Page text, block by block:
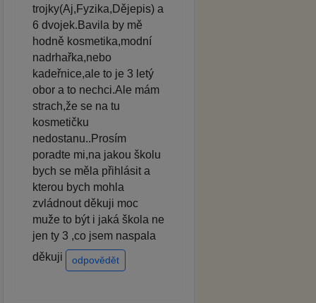
trojky(Aj,Fyzika,Dějepis) a
6 dvojek.Bavila by mě
hodně kosmetika,modní
nadrhařka,nebo
kadeřnice,ale to je 3 letý
obor a to nechci.Ale mám
strach,že se na tu
kosmetičku
nedostanu..Prosím
poradte mi,na jakou školu
bych se měla přihlásit a
kterou bych mohla
zvládnout děkuji moc
muže to být i jaká škola ne
jen ty 3 ,co jsem naspala
děkuji
odpovědět